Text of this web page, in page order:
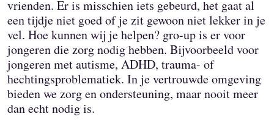
vrienden. Er is misschien iets gebeurd, het gaat al
een tijdje niet goed of je zit gewoon niet lekker in je
vel. Hoe kunnen wij je helpen? gro-up is er voor
jongeren die zorg nodig hebben. Bijvoorbeeld voor
jongeren met autisme, ADHD, trauma- of
hechtingsproblematiek. In je vertrouwde omgeving
bieden we zorg en ondersteuning, maar nooit meer
dan echt nodig is.